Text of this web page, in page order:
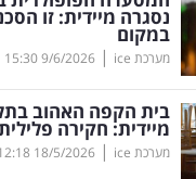
נסגרה מיידית: זו
במקום
מערכת ice |
9/6/2026
15:30
בית הקפה האהוב
מיידית: חקירה
מערכת ice |
18/5/2026